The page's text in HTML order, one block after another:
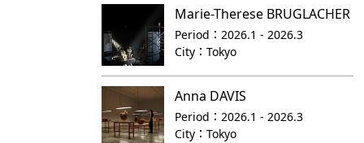
Marie-Therese BRUGLACHER
Period：2026.1 - 2026.3
City：Tokyo
Anna DAVIS
Period：2026.1 - 2026.3
City：Tokyo